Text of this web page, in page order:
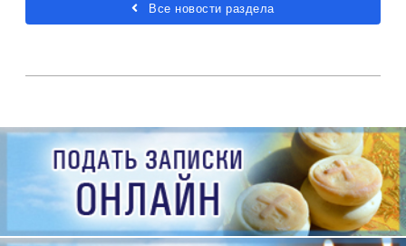
Все новости раздела